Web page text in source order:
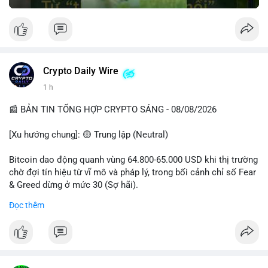
Crypto Daily Wire
1 h
📰 BẢN TIN TỔNG HỢP CRYPTO SÁNG - 08/08/2026
[Xu hướng chung]: 🟡 Trung lập (Neutral)
Bitcoin dao động quanh vùng 64.800-65.000 USD khi thị trường
chờ đợi tín hiệu từ vĩ mô và pháp lý, trong bối cảnh chỉ số Fear
& Greed dừng ở mức 30 (Sợ hãi).
- Thị trường & Giá cả: Chuỗi giao dịch cá voi BTC diễn ra dày
triệu USD lúc 08:19 UTC và 61,37 BTC (gần 4 triệu USD) lúc
Đọc thêm